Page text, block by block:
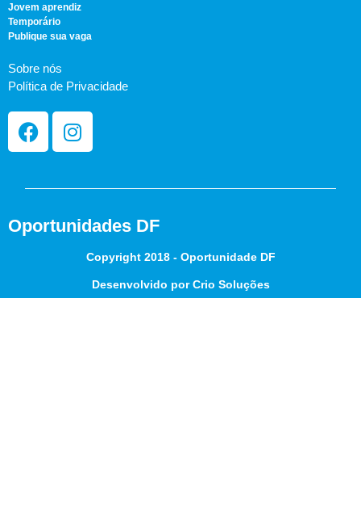
Jovem aprendiz
Temporário
Publique sua vaga
Sobre nós
Política de Privacidade
Oportunidades DF
Copyright 2018 - Oportunidade DF
Desenvolvido por Crio Soluções